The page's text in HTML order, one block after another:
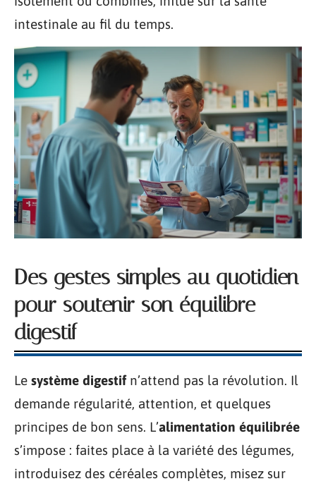
intestinale au fil du temps.
Des gestes simples au quotidien
pour soutenir son équilibre
digestif
Le système digestifn’attend pas la révolution. Il
demande régularité, attention, et quelques
principes de bon sens. L’alimentation équilibrée
s’impose : faites place à la variété des légumes,
introduisez des céréales complètes, misez sur